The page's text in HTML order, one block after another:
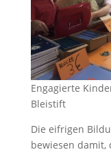
Engagierte
Bleistift
Die eifrigen
bewiesen damit,